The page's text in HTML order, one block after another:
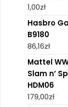
1,00zł
Hasbro
B9180
86,16zł
Mattel
Slam n’
HDM06
179,00zł